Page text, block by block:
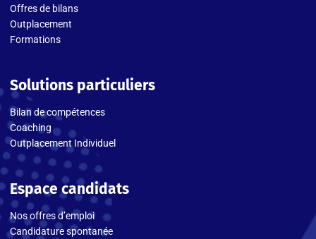
Offres de bilans
Outplacement
Formations
Solutions particuliers
Bilan de compétences
Coaching
Outplacement Individuel
Espace candidats
Nos offres d’emploi
Candidature spontanée